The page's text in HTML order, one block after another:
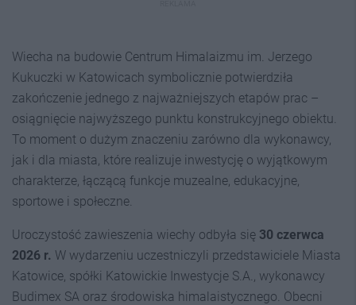
Wiecha na budowie Centrum Himalaizmu im. Jerzego
Kukuczki w Katowicach symbolicznie potwierdziła
zakończenie jednego z najważniejszych etapów prac –
osiągnięcie najwyższego punktu konstrukcyjnego obiektu.
To moment o dużym znaczeniu zarówno dla wykonawcy,
jak i dla miasta, które realizuje inwestycję o wyjątkowym
charakterze, łączącą funkcje muzealne, edukacyjne,
sportowe i społeczne.
Uroczystość zawieszenia wiechy odbyła się 30 czerwca
2026 r. W wydarzeniu uczestniczyli przedstawiciele Miasta
Katowice, spółki Katowickie Inwestycje S.A., wykonawcy
Budimex SA oraz środowiska himalaistycznego. Obecni